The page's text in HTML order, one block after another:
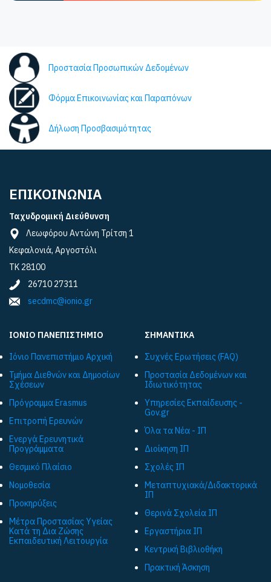
Προστασία Προσωπικών Δεδομένων
Φόρμα Επικοινωνίας και Παραπόνων
Δήλωση Προσβασιμότητας
ΕΠΙΚΟΙΝΩΝΙΑ
Ταχυδρομική Διεύθυνση
Λεωφόρου Αντώνη Τρίτση 1
Κεφαλονιά, Αργοστόλι
ΤΚ 28100
26710 27311
secdmc@ionio.gr
ΙΟΝΙΟ ΠΑΝΕΠΙΣΤΗΜΙΟ
Ιόνιο Πανεπιστήμιο Αρχική
Τμήμα Διεθνών και Δημοσίων
Σχέσεων
Πρόγραμμα Εrasmus
Επιτροπή Ερευνών
Ενεργά Ερευνητικά
Προγράμματα
Θεσμικό Πλαίσιο
Νομοθεσία
Προκηρύξεις
Μέτρα Προστασίας Υγείας
Κατά τη Δια Ζώσης
Εκπαιδευτική Λειτουργία
ΣΗΜΑΝΤΙΚΑ
Συχνές Ερωτήσεις (FAQ)
Προστασία Δεδομένων και
Ιδιωτικότητας
Υπηρεσίες Εκπαίδευσης -
Gov.gr
Όλα τα Νέα - ΙΠ
Διοίκηση ΙΠ
Σχολές ΙΠ
Μεταπτυχιακά/Διδακτορικά
ΙΠ
Θερινά Σχολεία ΙΠ
Εργαστήρια ΙΠ
Κεντρική Βιβλιοθήκη
Πρακτική Άσκηση